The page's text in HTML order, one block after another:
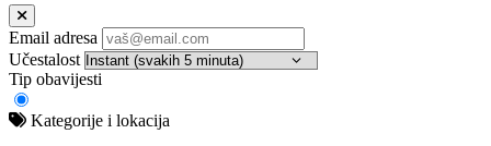
Email adresa
Učestalost
Tip obavijesti
Kategorije i lokacija